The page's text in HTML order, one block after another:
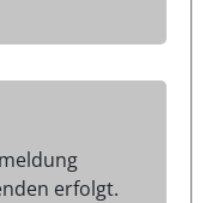
erfolgt.